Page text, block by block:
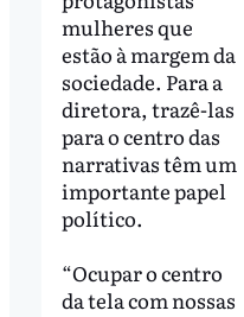
mulheres que
estão à margem da
sociedade. Para a
diretora, trazê-las
para o centro das
narrativas têm um
importante papel
político.
“Ocupar o centro
da tela com nossas